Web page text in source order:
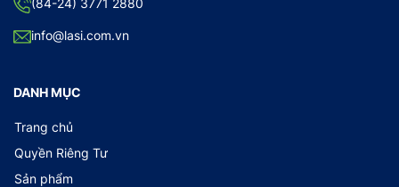
(84-24) 3771 2880
info@lasi.com.vn
DANH MỤC
Trang chủ
Quyền Riêng Tư
Sản phẩm